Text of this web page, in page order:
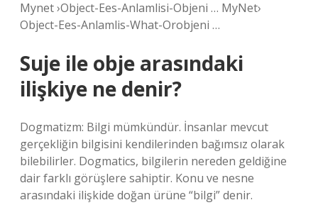
Mynet ›Object-Ees-Anlamlisi-Objeni … MyNet›
Object-Ees-Anlamlis-What-Orobjeni …
Suje ile obje arasındaki
ilişkiye ne denir?
Dogmatizm: Bilgi mümkündür. İnsanlar mevcut
gerçekliğin bilgisini kendilerinden bağımsız olarak
bilebilirler. Dogmatics, bilgilerin nereden geldiğine
dair farklı görüşlere sahiptir. Konu ve nesne
arasındaki ilişkide doğan ürüne “bilgi” denir.